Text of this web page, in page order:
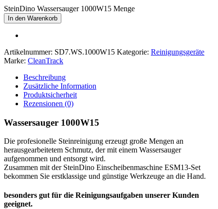
SteinDino Wassersauger 1000W15 Menge
In den Warenkorb
Artikelnummer: SD7.WS.1000W15 Kategorie: Reinigungsgeräte
Marke: CleanTrack
Beschreibung
Zusätzliche Information
Produktsicherheit
Rezensionen (0)
Wassersauger 1000W15
Die profesionelle Steinreinigung erzeugt große Mengen an
herausgearbeitetem Schmutz, der mit einem Wassersauger
aufgenommen und entsorgt wird.
Zusammen mit der SteinDino Einscheibenmaschine ESM13-Set
bekommen Sie erstklassige und günstige Werkzeuge an die Hand.
besonders gut für die Reinigungsaufgaben unserer Kunden
geeignet.